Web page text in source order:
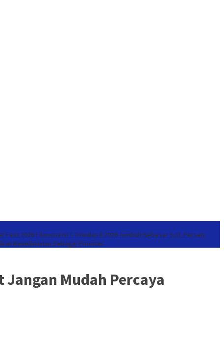
Fest 2026 Ekonomi NTT Triwulan II 2026 Tumbuh Sebesar 5,01 Persen
Keselamatan Sebagai Prioritas
Mudah Percaya